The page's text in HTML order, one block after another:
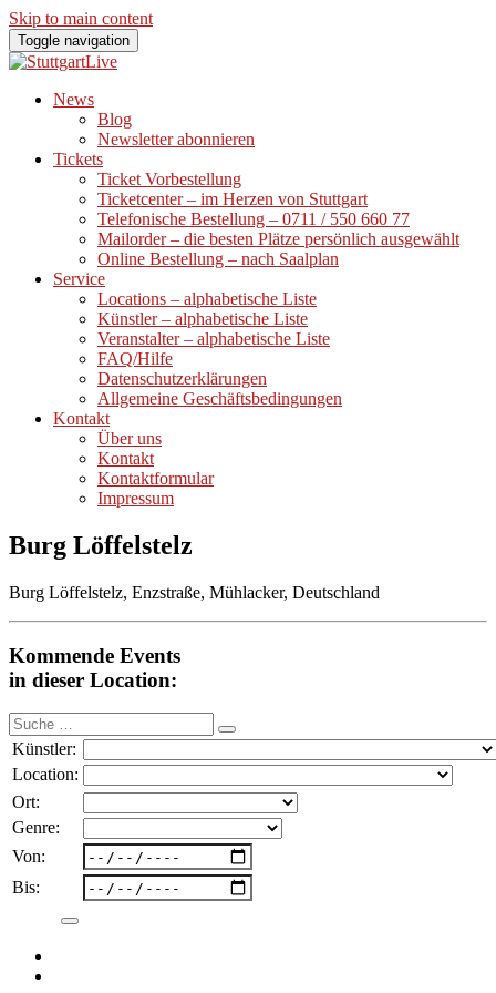
Skip to main content
Toggle navigation
News
Blog
Newsletter abonnieren
Tickets
Ticket Vorbestellung
Ticketcenter – im Herzen von Stuttgart
Telefonische Bestellung – 0711 / 550 660 77
Mailorder – die besten Plätze persönlich ausgewählt
Online Bestellung – nach Saalplan
Service
Locations – alphabetische Liste
Künstler – alphabetische Liste
Veranstalter – alphabetische Liste
FAQ/Hilfe
Datenschutzerklärungen
Allgemeine Geschäftsbedingungen
Kontakt
Über uns
Kontakt
Kontaktformular
Impressum
Burg Löffelstelz
Burg Löffelstelz, Enzstraße, Mühlacker, Deutschland
Kommende Events
in dieser Location:
Suche
nach:
Künstler:
Location:
Ort:
Genre:
Von:
Bis: